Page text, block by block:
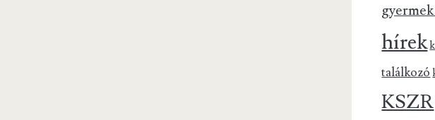
hírek
találkozó
KSZR